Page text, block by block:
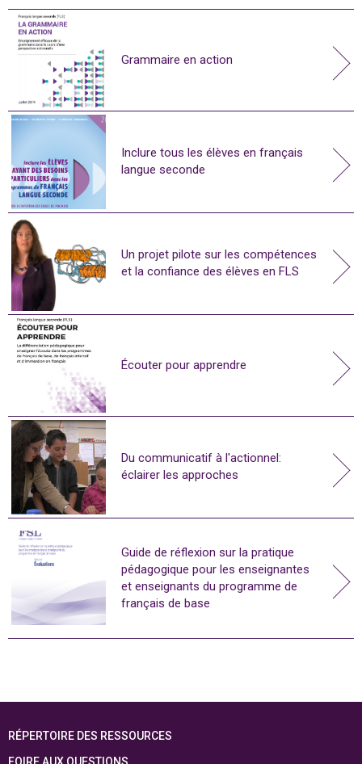
Grammaire en action
Inclure tous les élèves en français
langue seconde
Un projet pilote sur les compétences
et la confiance des élèves en FLS
Écouter pour apprendre
Du communicatif à l'actionnel:
éclairer les approches
Guide de réflexion sur la pratique
pédagogique pour les enseignantes
et enseignants du programme de
français de base
RÉPERTOIRE DES RESSOURCES